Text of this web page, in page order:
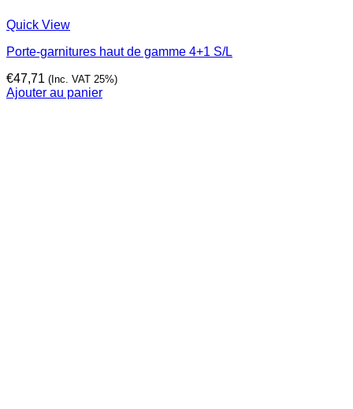
Quick View
Porte-garnitures haut de gamme 4+1 S/L
€47,71 (Inc. VAT 25%)
Ajouter au panier